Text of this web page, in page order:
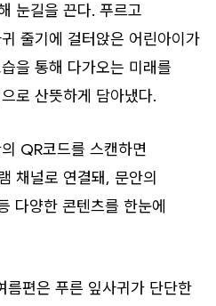
눈길을 끈다. 푸르고
줄기에 걸터앉은 어린아이가
을 통해 다가오는 미래를
로 산뜻하게 담아냈다.
QR코드를 스캔하면
채널로 연결돼, 문안의
다양한 콘텐츠를 한눈에
름편은 푸른 잎사귀가 단단한